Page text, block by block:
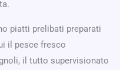
piatti prelibati preparati
il pesce fresco
il tutto supervisionato